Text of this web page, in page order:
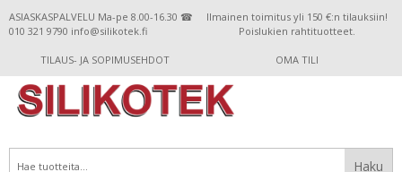
ASIASKASPALVELU Ma-pe 8.00-16.30 ☎
010 321 9790 info@silikotek.fi
Ilmainen toimitus yli 150 €:n tilauksiin!
Poislukien rahtituotteet.
TILAUS- JA SOPIMUSEHDOT OMA TILI